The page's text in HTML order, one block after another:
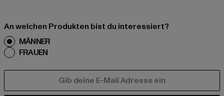
An welchen Produkten bist du interessiert?
MÄNNER
FRAUEN